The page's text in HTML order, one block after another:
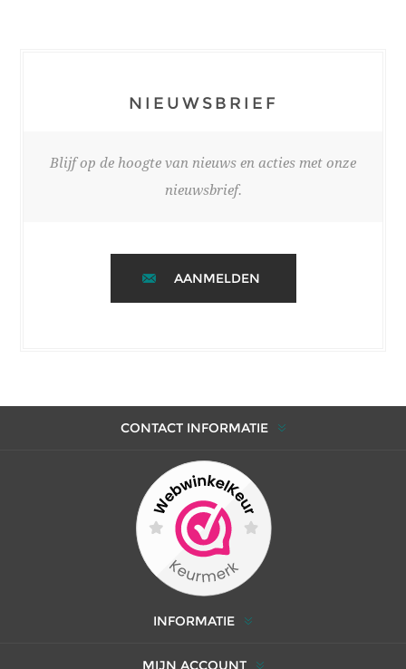
NIEUWSBRIEF
Blijf op de hoogte van nieuws en acties met onze
nieuwsbrief.
AANMELDEN
CONTACT INFORMATIE
INFORMATIE
MIJN ACCOUNT